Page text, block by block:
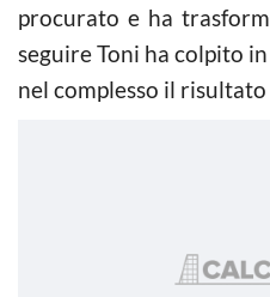
procurato e ha
seguire Toni ha colpito
nel complesso il